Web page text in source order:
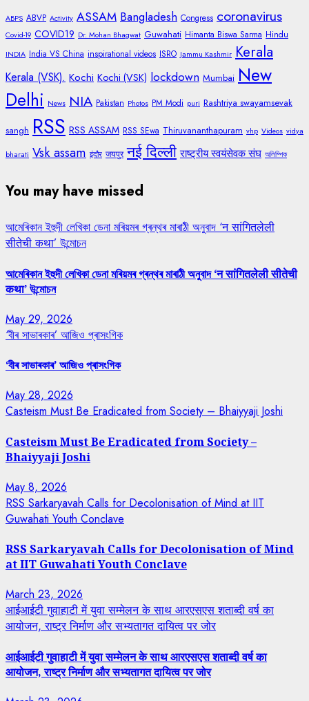
ABPS ABVP Activity ASSAM Bangladesh Congress coronavirus
Covid-19 COVID19 Dr. Mohan Bhagwat Guwahati Himanta Biswa Sarma Hindu
INDIA India VS China inspirational videos ISRO Jammu Kashmir Kerala
Kerala (VSK). Kochi Kochi (VSK) lockdown Mumbai New
Delhi News NIA Pakistan Photos PM Modi puri Rashtriya swayamsevak
sangh RSS RSS ASSAM RSS SEwa Thiruvananthapuram vhp Videos vidya
bharati Vsk assam इंदौर जयपुर नई दिल्ली राष्ट्रीय स्वयंसेवक संघ অলিম্পিক
You may have missed
আমেৰিকান ইহুদী লেখিকা ডেনা মৰিয়মৰ গ্ৰন্থৰ মাৰাঠী অনুবাদ ‘न सांगितलेली
सीतेची कथा’ উন্মোচন
আমেৰিকান ইহুদী লেখিকা ডেনা মৰিয়মৰ গ্ৰন্থৰ মাৰাঠী অনুবাদ ‘न सांगितलेली सीतेची
कथा’ উন্মোচন
May 29, 2026
‘বীৰ সাভাৰকাৰ’ আজিও প্ৰাসংগিক
‘বীৰ সাভাৰকাৰ’ আজিও প্ৰাসংগিক
May 28, 2026
Casteism Must Be Eradicated from Society – Bhaiyyaji Joshi
Casteism Must Be Eradicated from Society –
Bhaiyyaji Joshi
May 8, 2026
RSS Sarkaryavah Calls for Decolonisation of Mind at IIT
Guwahati Youth Conclave
RSS Sarkaryavah Calls for Decolonisation of Mind
at IIT Guwahati Youth Conclave
March 23, 2026
आईआईटी गुवाहाटी में युवा सम्मेलन के साथ आरएसएस शताब्दी वर्ष का
आयोजन, राष्ट्र निर्माण और सभ्यतागत दायित्व पर जोर
आईआईटी गुवाहाटी में युवा सम्मेलन के साथ आरएसएस शताब्दी वर्ष का
आयोजन, राष्ट्र निर्माण और सभ्यतागत दायित्व पर जोर